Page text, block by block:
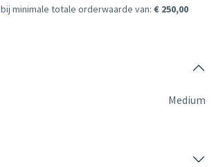
bij minimale totale orderwaarde van: € 250,00
Medium